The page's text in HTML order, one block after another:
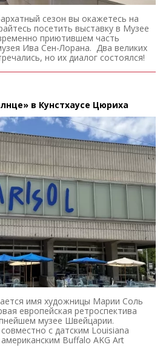
сезон вы окажетесь на
посетить выставку в Музее
приютившем часть
Ива Сен-Лорана. Два великих
но их диалог состоялся!
в Кунстхаусе Цюриха
имя художницы Марии Соль
европейская ретроспектива
музее Швейцарии.
с датским Louisiana
Buffalo AKG Art